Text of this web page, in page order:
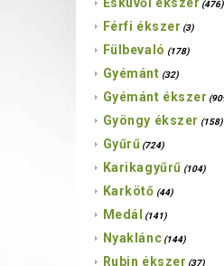
Esküvői ékszer (476)
Férfi ékszer (3)
Fülbevaló (178)
Gyémánt (32)
Gyémánt ékszer
Gyöngy ékszer (158)
Gyűrű (724)
Karikagyűrű (104)
Karkötő (44)
Medál (141)
Nyaklánc (144)
Rubin ékszer (37)